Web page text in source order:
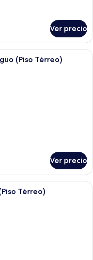
Ver precio
de hotel con una
(Piso Térreo)
Ver precio
moderno con una
Térreo)